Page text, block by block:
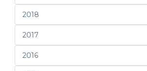
2018
2017
2016